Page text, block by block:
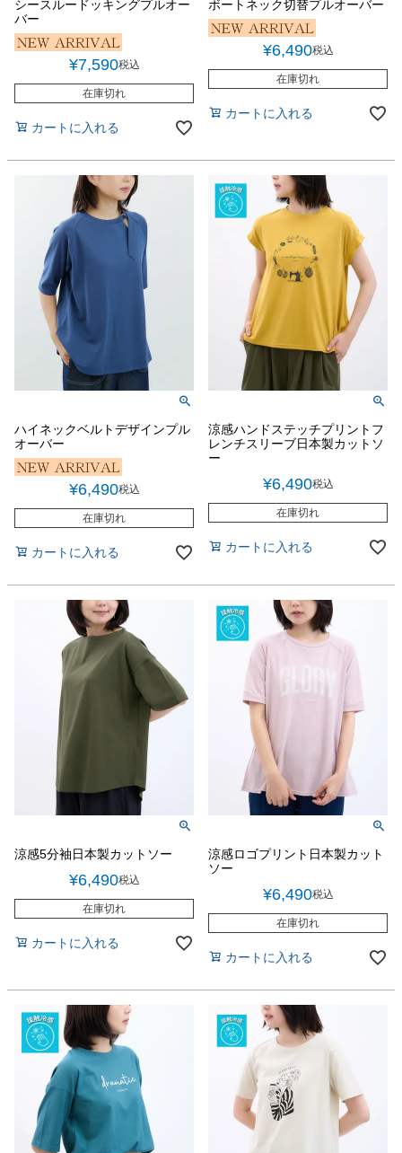
シースルードッキングプルオー
バー
¥7,590税込
在庫切れ
カートに入れる
ボートネック切替プルオーバー
¥6,490税込
在庫切れ
カートに入れる
ハイネックベルトデザインプル
オーバー
¥6,490税込
在庫切れ
カートに入れる
涼感ハンドステッチプリントフ
レンチスリーブ日本製カットソ
ー
¥6,490税込
在庫切れ
カートに入れる
涼感5分袖日本製カットソー
¥6,490税込
在庫切れ
カートに入れる
涼感ロゴプリント日本製カット
ソー
¥6,490税込
在庫切れ
カートに入れる